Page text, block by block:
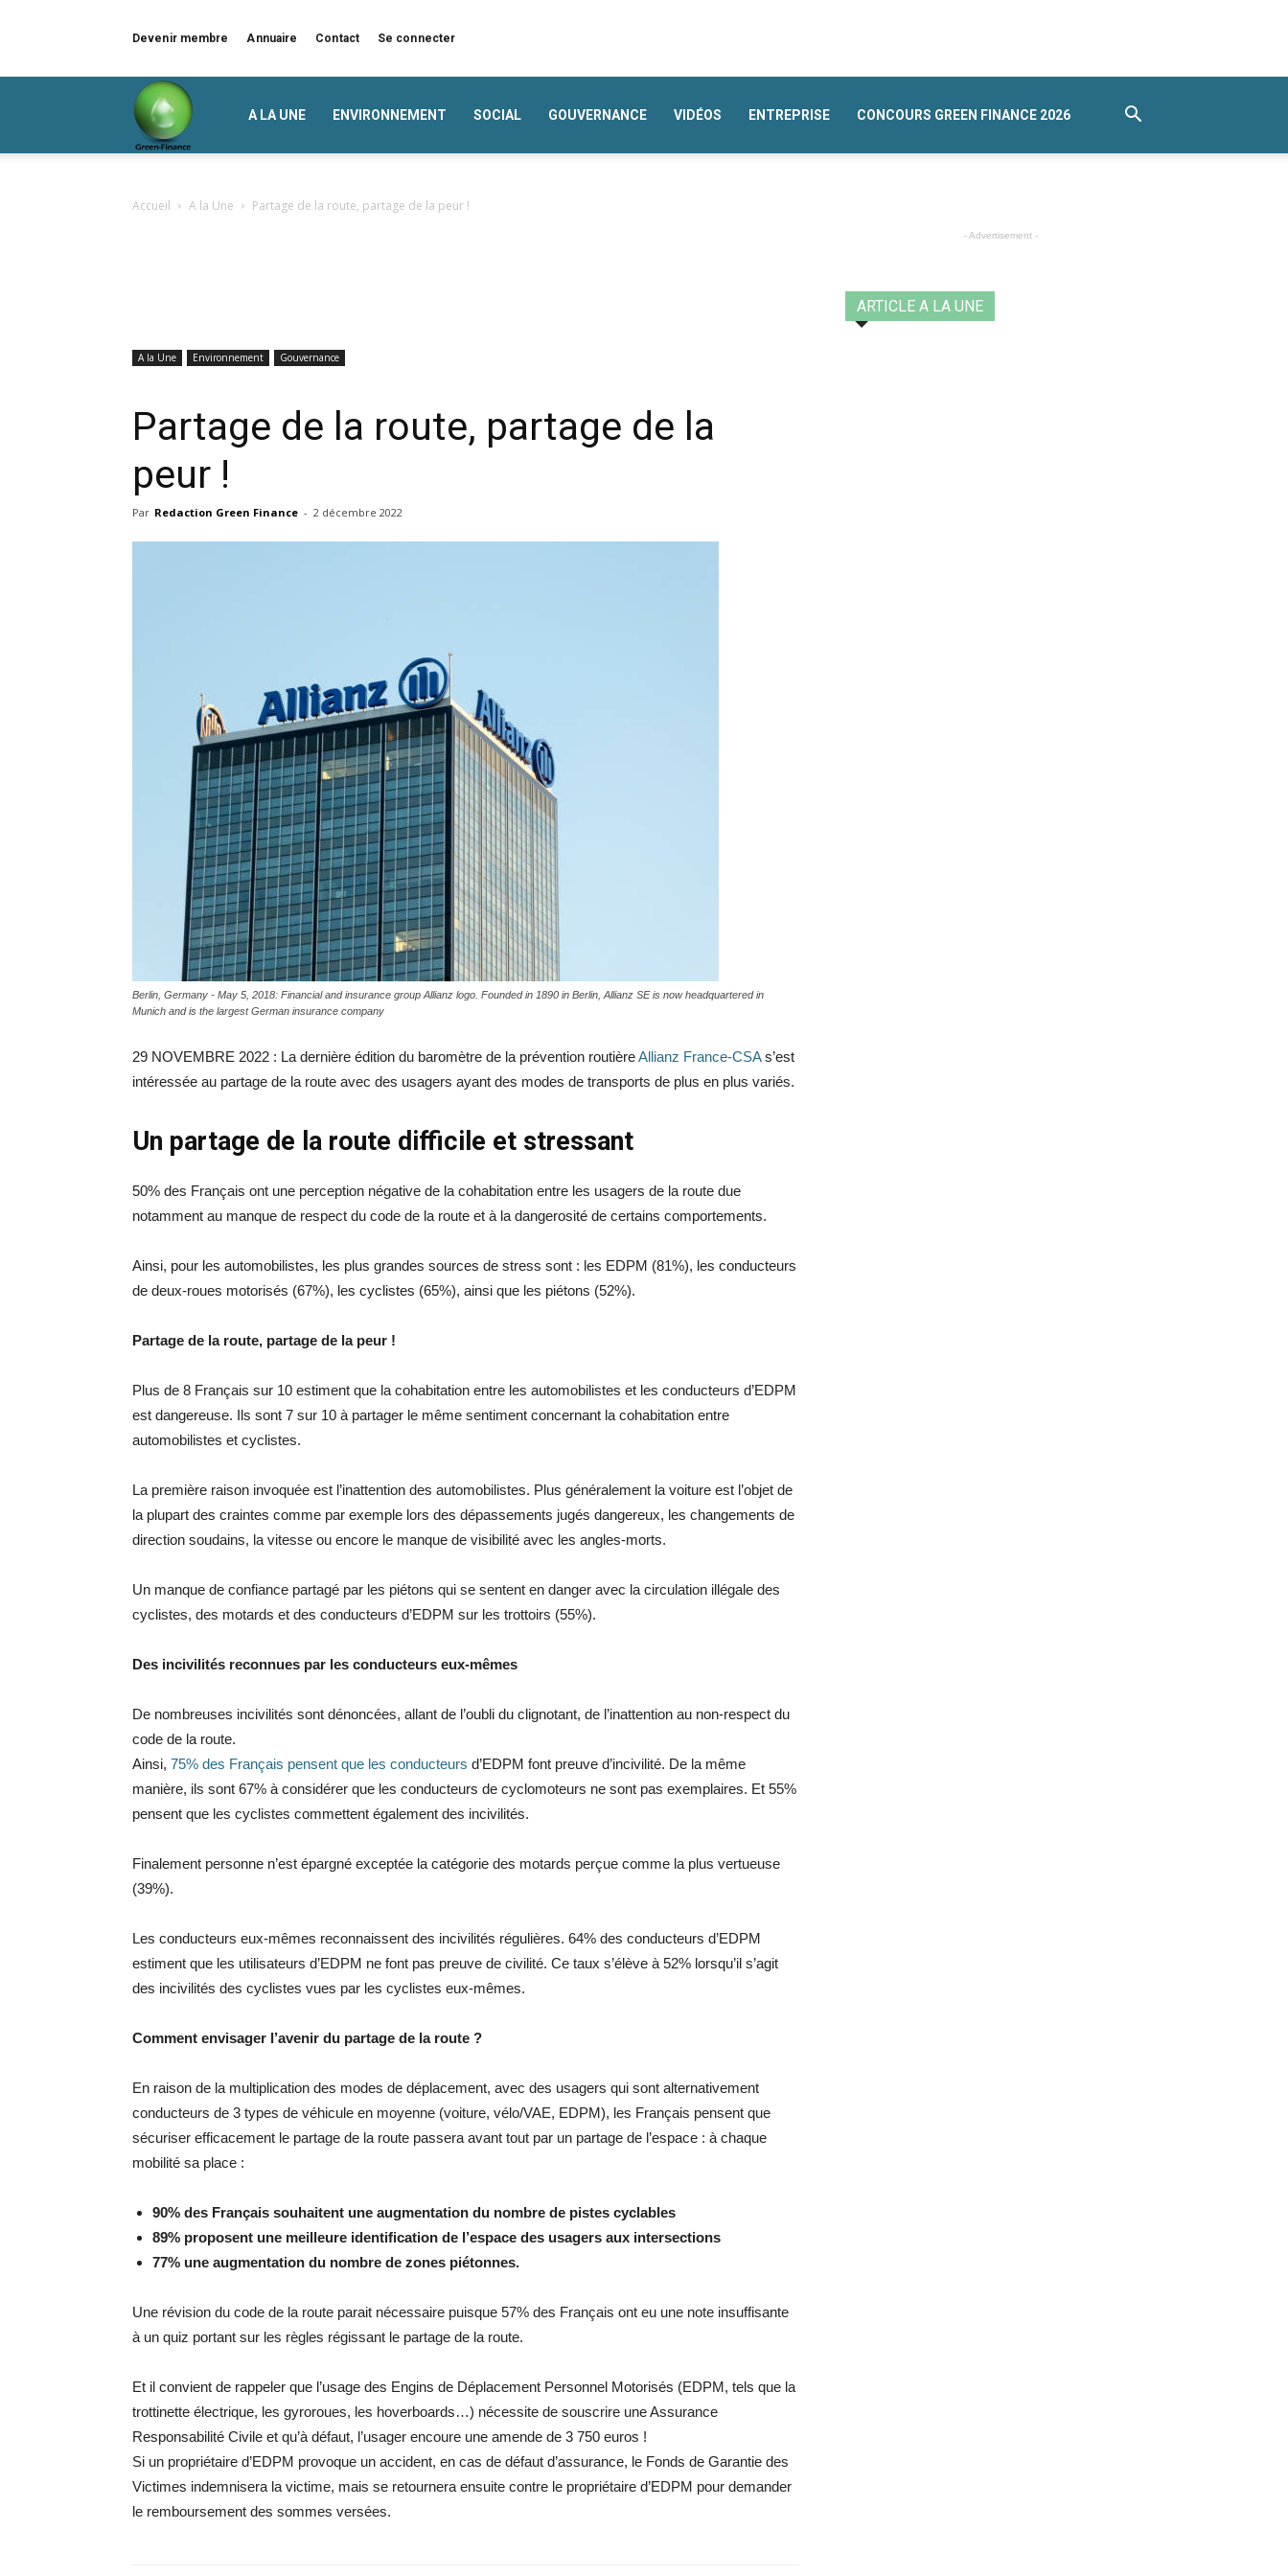
Devenir membre Annuaire Contact Se connecter
A LA UNE ENVIRONNEMENT SOCIAL GOUVERNANCE VIDÉOS ENTREPRISE CONCOURS GREEN FINANCE 2026
Accueil A la Une Partage de la route, partage de la peur !
A la Une Environnement Gouvernance
Partage de la route, partage de la
peur !
Par Redaction Green Finance - 2 décembre 2022
Berlin, Germany - May 5, 2018: Financial and insurance group Allianz logo. Founded in 1890 in Berlin, Allianz SE is now headquartered in
Munich and is the largest German insurance company
29 NOVEMBRE 2022 : La dernière édition du baromètre de la prévention routièreAllianz France-CSAs’est
intéressée au partage de la route avec des usagers ayant des modes de transports de plus en plus variés.
Un partage de la route difficile et stressant
50% des Français ont une perception négative de la cohabitation entre les usagers de la route due
notamment au manque de respect du code de la route et à la dangerosité de certains comportements.
Ainsi, pour les automobilistes, les plus grandes sources de stress sont : les EDPM (81%), les conducteurs
de deux-roues motorisés (67%), les cyclistes (65%), ainsi que les piétons (52%).
Partage de la route, partage de la peur !
Plus de 8 Français sur 10 estiment que la cohabitation entre les automobilistes et les conducteurs d’EDPM
est dangereuse. Ils sont 7 sur 10 à partager le même sentiment concernant la cohabitation entre
automobilistes et cyclistes.
La première raison invoquée est l’inattention des automobilistes. Plus généralement la voiture est l’objet de
la plupart des craintes comme par exemple lors des dépassements jugés dangereux, les changements de
direction soudains, la vitesse ou encore le manque de visibilité avec les angles-morts.
Un manque de confiance partagé par les piétons qui se sentent en danger avec la circulation illégale des
cyclistes, des motards et des conducteurs d’EDPM sur les trottoirs (55%).
Des incivilités reconnues par les conducteurs eux-mêmes
De nombreuses incivilités sont dénoncées, allant de l’oubli du clignotant, de l’inattention au non-respect du
code de la route.
Ainsi, 75% des Français pensent que les conducteurs d’EDPM font preuve d’incivilité. De la même
manière, ils sont 67% à considérer que les conducteurs de cyclomoteurs ne sont pas exemplaires. Et 55%
pensent que les cyclistes commettent également des incivilités.
Finalement personne n’est épargné exceptée la catégorie des motards perçue comme la plus vertueuse
(39%).
Les conducteurs eux-mêmes reconnaissent des incivilités régulières. 64% des conducteurs d’EDPM
estiment que les utilisateurs d’EDPM ne font pas preuve de civilité. Ce taux s’élève à 52% lorsqu’il s’agit
des incivilités des cyclistes vues par les cyclistes eux-mêmes.
Comment envisager l’avenir du partage de la route ?
En raison de la multiplication des modes de déplacement, avec des usagers qui sont alternativement
conducteurs de 3 types de véhicule en moyenne (voiture, vélo/VAE, EDPM), les Français pensent que
sécuriser efficacement le partage de la route passera avant tout par un partage de l’espace : à chaque
mobilité sa place :
90% des Français souhaitent une augmentation du nombre de pistes cyclables
89% proposent une meilleure identification de l’espace des usagers aux intersections
77% une augmentation du nombre de zones piétonnes.
Une révision du code de la route parait nécessaire puisque 57% des Français ont eu une note insuffisante
à un quiz portant sur les règles régissant le partage de la route.
Et il convient de rappeler que l’usage des Engins de Déplacement Personnel Motorisés (EDPM, tels que la
trottinette électrique, les gyroroues, les hoverboards…) nécessite de souscrire une Assurance
Responsabilité Civile et qu’à défaut, l’usager encoure une amende de 3 750 euros !
Si un propriétaire d’EDPM provoque un accident, en cas de défaut d’assurance, le Fonds de Garantie des
Victimes indemnisera la victime, mais se retournera ensuite contre le propriétaire d’EDPM pour demander
le remboursement des sommes versées.
- Advertisement -
ARTICLE A LA UNE